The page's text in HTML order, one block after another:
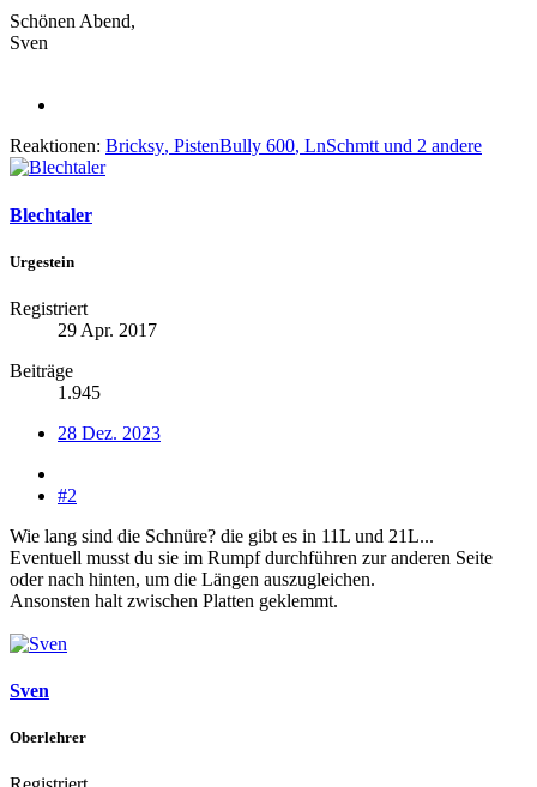
Schönen Abend,
Sven
Reaktionen: Bricksy, PistenBully 600, LnSchmtt und 2 andere
Blechtaler
Urgestein
Registriert
29 Apr. 2017
Beiträge
1.945
28 Dez. 2023
#2
Wie lang sind die Schnüre? die gibt es in 11L und 21L...
Eventuell musst du sie im Rumpf durchführen zur anderen Seite
oder nach hinten, um die Längen auszugleichen.
Ansonsten halt zwischen Platten geklemmt.
Sven
Oberlehrer